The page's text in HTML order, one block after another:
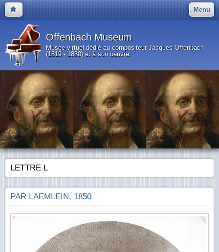
Menu
Offenbach Museum
Musée virtuel dédié au compositeur Jacques Offenbach
(1819 - 1880) et à son oeuvre.
LETTRE L
PAR LAEMLEIN, 1850